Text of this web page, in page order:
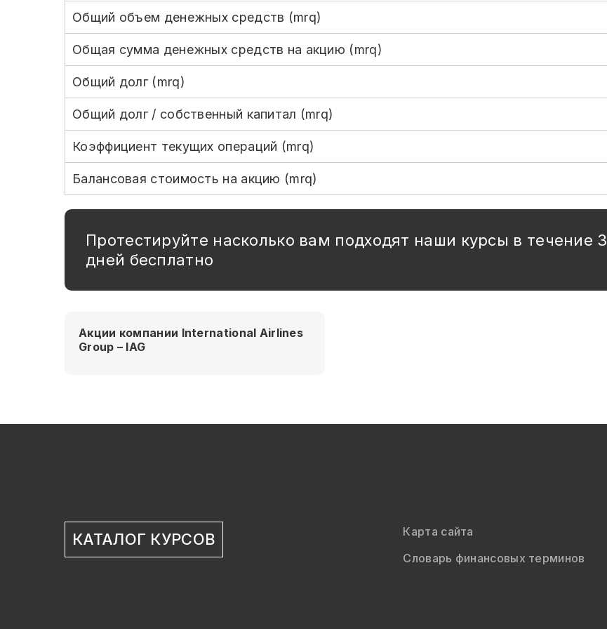
Общий объем денежных средств (mrq)
Общая сумма денежных средств на акцию (mrq)
Общий долг (mrq)
Общий долг / собственный капитал (mrq)
Коэффициент текущих операций (mrq)
Балансовая стоимость на акцию (mrq)
Протестируйте насколько вам подходят наши курсы в течение 3
дней бесплатно
Акции компании International Airlines
Group – IAG
КАТАЛОГ КУРСОВ
Карта сайта
Словарь финансовых терминов